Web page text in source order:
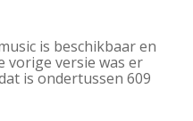
is beschikbaar en
vorige versie was er
is ondertussen 609